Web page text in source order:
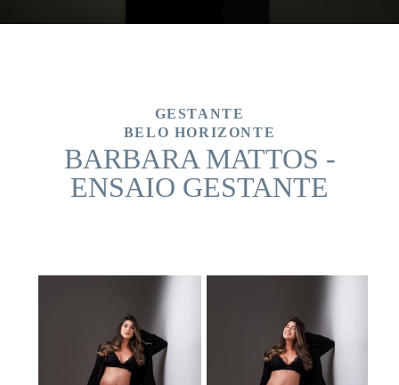
GESTANTE
BELO HORIZONTE
BARBARA MATTOS -
ENSAIO GESTANTE